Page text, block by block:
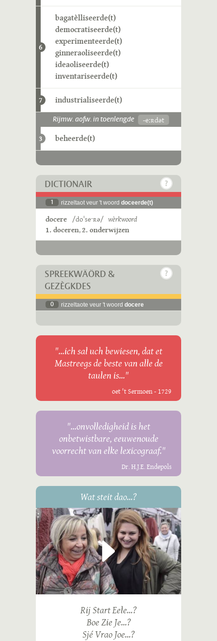
6
bagatèlliseerde(t)
democratiseerde(t)
experimenteerde(t)
ginneraoliseerde(t)
ideaoliseerde(t)
inventariseerde(t)
7 industrialiseerde(t)
Rijmw. aofw. in toenlengde -eːʀdət
3 beheerde(t)
DICTIONAIR
1 rizzeltaot veur 't woord doceerde(t)
docere /doˈseˑʀə/ wèrkwoord
1. doceren,2. onderwijzen
SPREEKWÄÖRD &
GEZÈGKDES
0 rizzeltaote veur 't woord docere
"...ich sal uch bewiesen, dat et
Mastreegs de beste van alle de
taulen is..."
oet 't Sermoen - 1729
"...onvolledigheid is het
onbetwistbare, eeuwenoude
voorrecht van elke lexicograaf."
Dr. H.J.E. Endepols
Wat steit dao...?
Rij Start Eele...?
Boe Zie Je...?
Sjé Vrao Joe...?